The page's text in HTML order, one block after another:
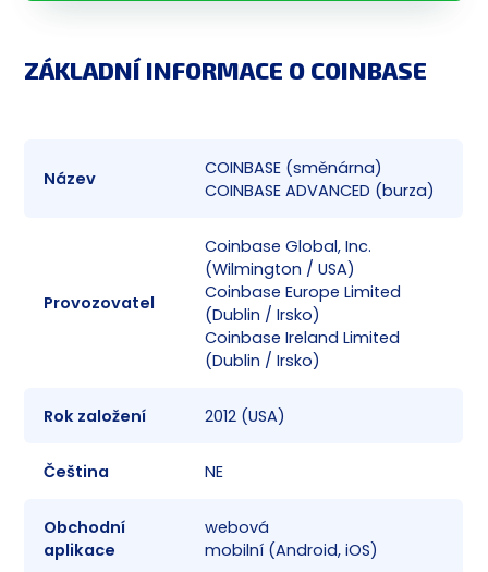
ZÁKLADNÍ INFORMACE O COINBASE
Název
COINBASE (směnárna)
COINBASE ADVANCED (burza)
Provozovatel
Coinbase Global, Inc.
(Wilmington / USA)
Coinbase Europe Limited
(Dublin / Irsko)
Coinbase Ireland Limited
(Dublin / Irsko)
Rok založení 2012 (USA)
Čeština NE
Obchodní
aplikace
webová
mobilní (Android, iOS)